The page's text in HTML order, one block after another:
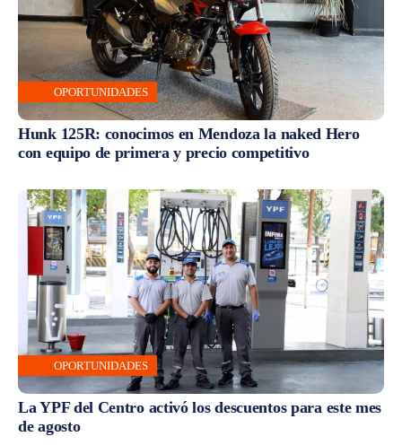
OPORTUNIDADES
Hunk 125R: conocimos en Mendoza la naked Hero
con equipo de primera y precio competitivo
OPORTUNIDADES
La YPF del Centro activó los descuentos para este mes
de agosto